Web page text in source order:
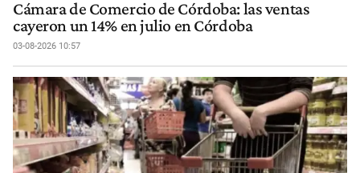
Cámara de Comercio de Córdoba: las ventas
cayeron un 14% en julio en Córdoba
03-08-2026 10:57